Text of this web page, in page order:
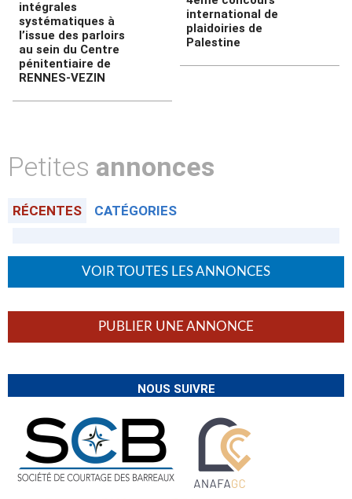
intégrales
systématiques à
l’issue des parloirs
au sein du Centre
pénitentiaire de
RENNES-VEZIN
international de
plaidoiries de
Palestine
Petites annonces
RÉCENTES CATÉGORIES
VOIR TOUTES LES ANNONCES
PUBLIER UNE ANNONCE
NOUS SUIVRE